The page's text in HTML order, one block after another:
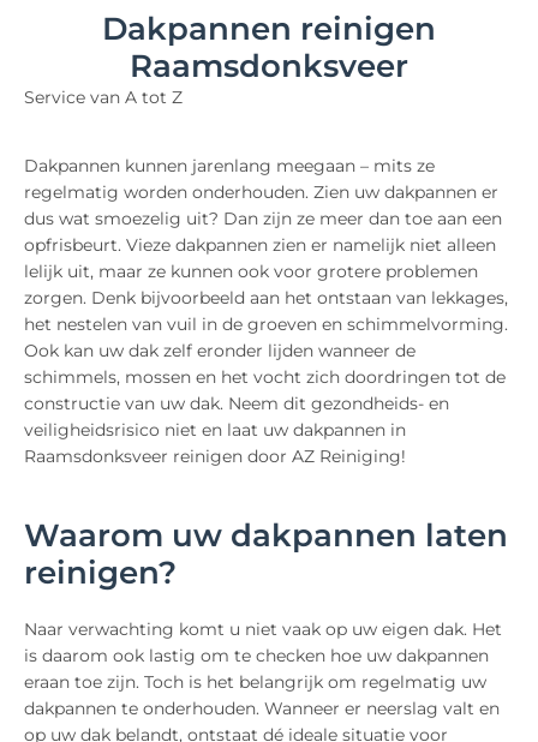
Dakpannen reinigen
Raamsdonksveer
Service van A tot Z
Dakpannen kunnen jarenlang meegaan – mits ze
regelmatig worden onderhouden. Zien uw dakpannen er
dus wat smoezelig uit? Dan zijn ze meer dan toe aan een
opfrisbeurt. Vieze dakpannen zien er namelijk niet alleen
lelijk uit, maar ze kunnen ook voor grotere problemen
zorgen. Denk bijvoorbeeld aan het ontstaan van lekkages,
het nestelen van vuil in de groeven en schimmelvorming.
Ook kan uw dak zelf eronder lijden wanneer de
schimmels, mossen en het vocht zich doordringen tot de
constructie van uw dak. Neem dit gezondheids- en
veiligheidsrisico niet en laat uw dakpannen in
Raamsdonksveer reinigen door AZ Reiniging!
Waarom uw dakpannen laten
reinigen?
Naar verwachting komt u niet vaak op uw eigen dak. Het
is daarom ook lastig om te checken hoe uw dakpannen
eraan toe zijn. Toch is het belangrijk om regelmatig uw
dakpannen te onderhouden. Wanneer er neerslag valt en
op uw dak belandt, ontstaat dé ideale situatie voor